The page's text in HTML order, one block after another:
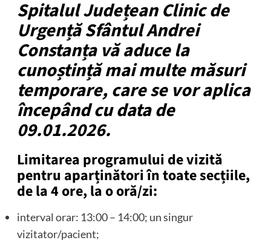
Spitalul Județean Clinic de
Urgență Sfântul Andrei
Constanța vă aduce la
cunoștință mai multe măsuri
temporare, care se vor aplica
începând cu data de
09.01.2026.
Limitarea programului de vizită
pentru aparținători în toate secțiile,
de la 4 ore, la o oră/zi:
interval orar: 13:00 – 14:00; un singur
vizitator/pacient;